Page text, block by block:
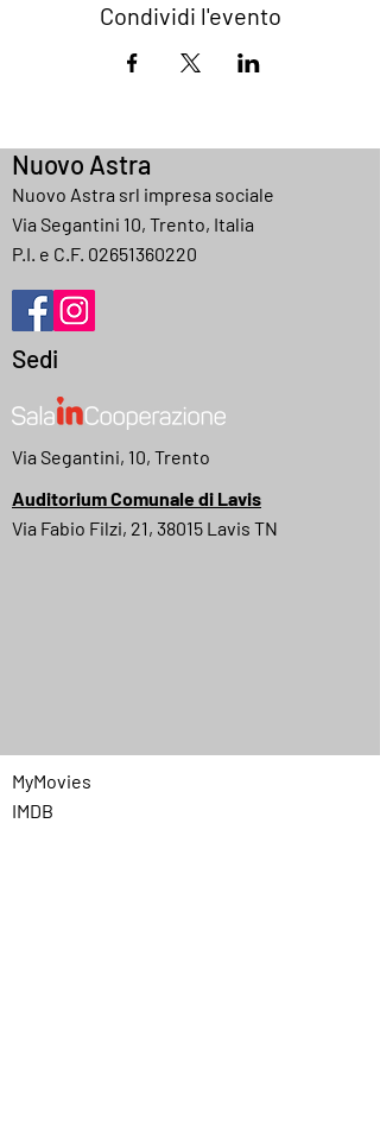
Condividi l'evento
Nuovo Astra
Nuovo Astra srl impresa sociale
Via Segantini 10, Trento, Italia
P.I. e C.F. 02651360220
Sedi
Via Segantini, 10, Trento
Auditorium Comunale di Lavis
Via Fabio Filzi, 21, 38015 Lavis TN
MyMovies
IMDB